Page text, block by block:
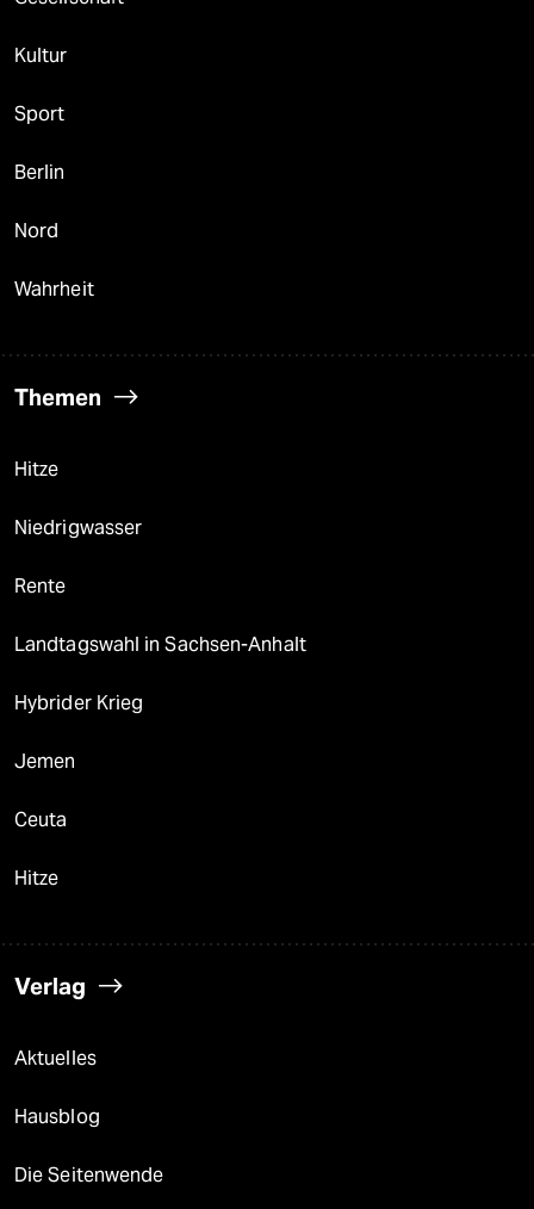
Kultur
Sport
Berlin
Nord
Wahrheit
Themen
Hitze
Niedrigwasser
Rente
Landtagswahl in Sachsen-Anhalt
Hybrider Krieg
Jemen
Ceuta
Hitze
Verlag
Aktuelles
Hausblog
Die Seitenwende